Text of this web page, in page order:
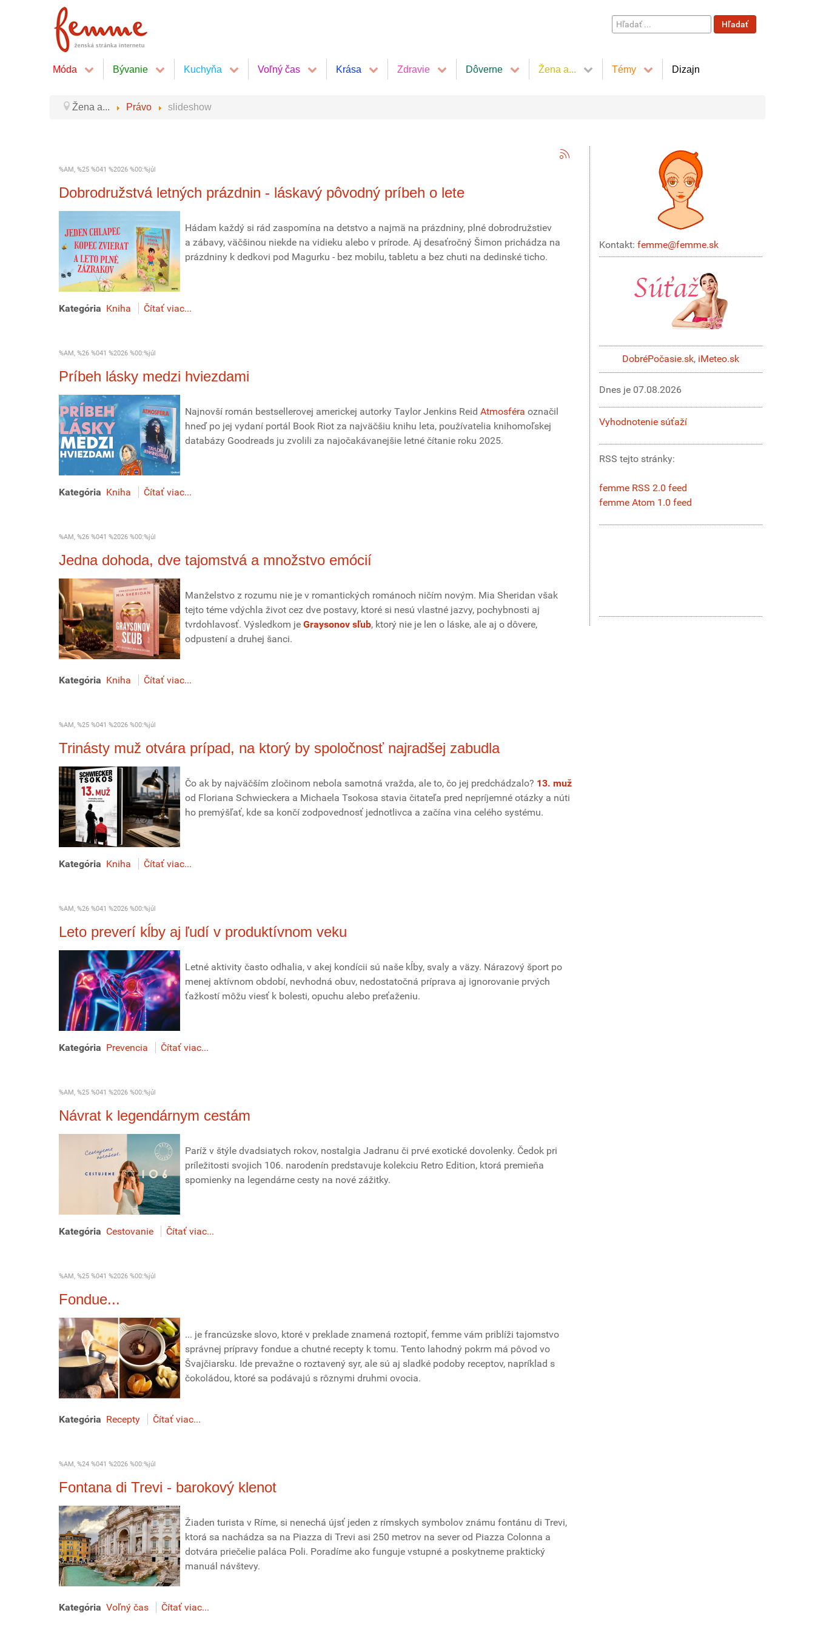
Hľadať
...
Hľadať
Móda Bývanie Kuchyňa Voľný čas Krása Zdravie Dôverne Žena a... Témy Dizajn
Žena a... Právo slideshow
%AM, %25 %041 %2026 %00:%júl
Dobrodružstvá letných prázdnin - láskavý pôvodný príbeh o lete
Hádam každý si rád zaspomína na detstvo a najmä na prázdniny, plné dobrodružstiev
a zábavy, väčšinou niekde na vidieku alebo v prírode. Aj desaťročný Šimon prichádza na
prázdniny k dedkovi pod Magurku - bez mobilu, tabletu a bez chuti na dedinské ticho.
Kategória Kniha Čítať viac...
%AM, %26 %041 %2026 %00:%júl
Príbeh lásky medzi hviezdami
Najnovší román bestsellerovej americkej autorky Taylor Jenkins Reid Atmosféra označil
hneď po jej vydaní portál Book Riot za najväčšiu knihu leta, používatelia knihomoľskej
databázy Goodreads ju zvolili za najočakávanejšie letné čítanie roku 2025.
Kategória Kniha Čítať viac...
%AM, %26 %041 %2026 %00:%júl
Jedna dohoda, dve tajomstvá a množstvo emócií
Manželstvo z rozumu nie je v romantických románoch ničím novým. Mia Sheridan však
tejto téme vdýchla život cez dve postavy, ktoré si nesú vlastné jazvy, pochybnosti aj
tvrdohlavosť. Výsledkom je Graysonov sľub, ktorý nie je len o láske, ale aj o dôvere,
odpustení a druhej šanci.
Kategória Kniha Čítať viac...
%AM, %25 %041 %2026 %00:%júl
Trinásty muž otvára prípad, na ktorý by spoločnosť najradšej zabudla
Čo ak by najväčším zločinom nebola samotná vražda, ale to, čo jej predchádzalo? 13. muž
od Floriana Schwieckera a Michaela Tsokosa stavia čitateľa pred nepríjemné otázky a núti
ho premýšľať, kde sa končí zodpovednosť jednotlivca a začína vina celého systému.
Kategória Kniha Čítať viac...
%AM, %26 %041 %2026 %00:%júl
Leto preverí kĺby aj ľudí v produktívnom veku
Letné aktivity často odhalia, v akej kondícii sú naše kĺby, svaly a väzy. Nárazový šport po
menej aktívnom období, nevhodná obuv, nedostatočná príprava aj ignorovanie prvých
ťažkostí môžu viesť k bolesti, opuchu alebo preťaženiu.
Kategória Prevencia Čítať viac...
%AM, %25 %041 %2026 %00:%júl
Návrat k legendárnym cestám
Paríž v štýle dvadsiatych rokov, nostalgia Jadranu či prvé exotické dovolenky. Čedok pri
príležitosti svojich 106. narodenín predstavuje kolekciu Retro Edition, ktorá premieňa
spomienky na legendárne cesty na nové zážitky.
Kategória Cestovanie Čítať viac...
%AM, %25 %041 %2026 %00:%júl
Fondue...
... je francúzske slovo, ktoré v preklade znamená roztopiť, femme vám priblíži tajomstvo
správnej prípravy fondue a chutné recepty k tomu. Tento lahodný pokrm má pôvod vo
Švajčiarsku. Ide prevažne o roztavený syr, ale sú aj sladké podoby receptov, napríklad s
čokoládou, ktoré sa podávajú s rôznymi druhmi ovocia.
Kategória Recepty Čítať viac...
%AM, %24 %041 %2026 %00:%júl
Fontana di Trevi - barokový klenot
Žiaden turista v Ríme, si nenechá újsť jeden z rímskych symbolov známu fontánu di Trevi,
ktorá sa nachádza sa na Piazza di Trevi asi 250 metrov na sever od Piazza Colonna a
dotvára priečelie paláca Poli. Poradíme ako funguje vstupné a poskytneme praktický
manuál návštevy.
Kategória Voľný čas Čítať viac...
Kontakt: femme@femme.sk
DobréPočasie.sk, iMeteo.sk
Dnes je 07.08.2026
Vyhodnotenie súťaží
RSS tejto stránky:
femme RSS 2.0 feed
femme Atom 1.0 feed